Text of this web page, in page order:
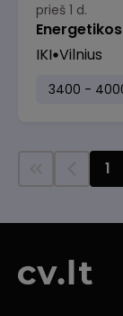
prieš 1 d.
IKI Vilnius
3400 -
1